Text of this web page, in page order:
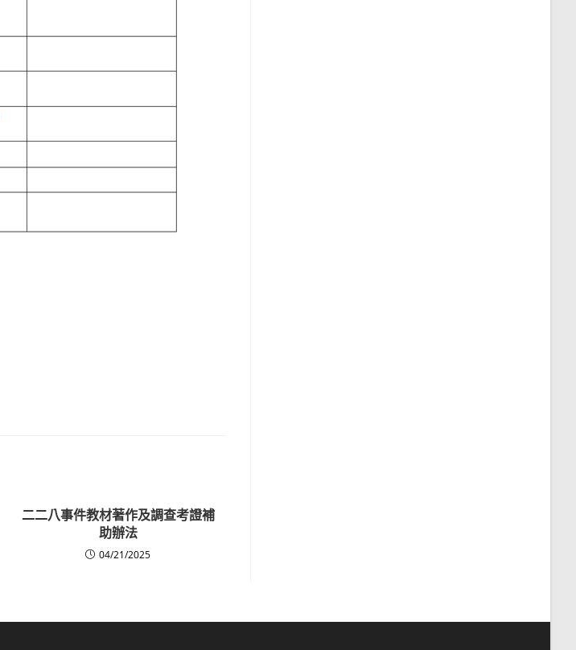
二二八事件教材著作及調查考證補
助辦法
04/21/2025